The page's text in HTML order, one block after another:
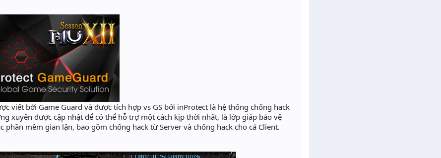
viết bởi Game Guard và được tích hợp vs GS bởi inProtect là hệ thống chống hack
xuyên được cập nhật để có thể hỗ trợ một cách kịp thời nhất, là lớp giáp bảo vệ
phần mềm gian lận, bao gồm chống hack từ Server và chống hack cho cả Client.